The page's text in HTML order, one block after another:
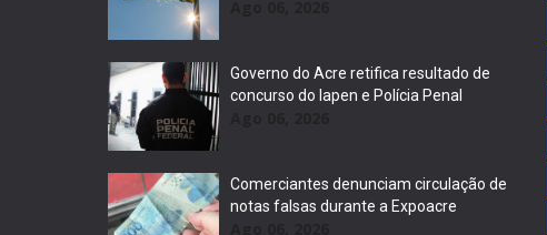
Governo do Acre retifica resultado de
concurso do Iapen e Polícia Penal
Comerciantes denunciam circulação de
notas falsas durante a Expoacre